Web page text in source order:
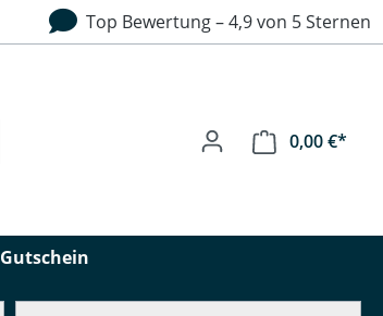
Top Bewertung – 4,9 von 5 Sternen
0,00 €*
Gutschein